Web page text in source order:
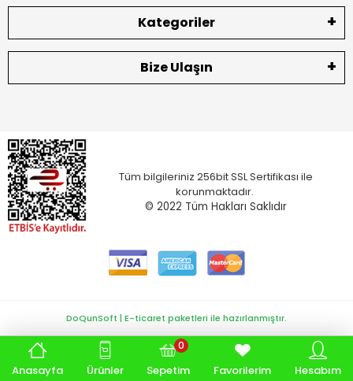
Kategoriler
Bize Ulaşın
Tüm bilgileriniz 256bit SSL Sertifikası ile
korunmaktadır.
© 2022 Tüm Hakları Saklıdır
Anasayfa Ürünler Sepetim
0
Favorilerim Hesabım
DoQunSoft | E-ticaret paketleri ile hazırlanmıştır.